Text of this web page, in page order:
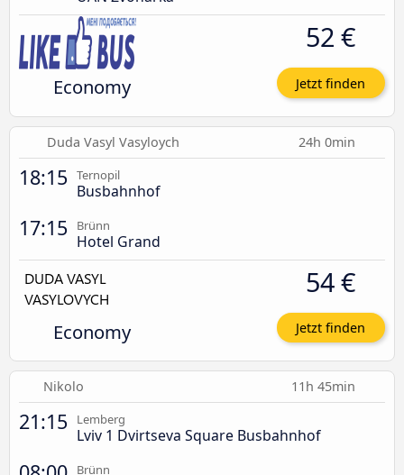
Economy
52 €
Jetzt finden
Duda Vasyl Vasyloych 24h 0min
18:15 Ternopil
Busbahnhof
17:15 Brünn
Hotel Grand
Economy
54 €
Jetzt finden
Nikolo 11h 45min
21:15 Lemberg
Lviv 1 Dvirtseva Square Busbahnhof
Brünn